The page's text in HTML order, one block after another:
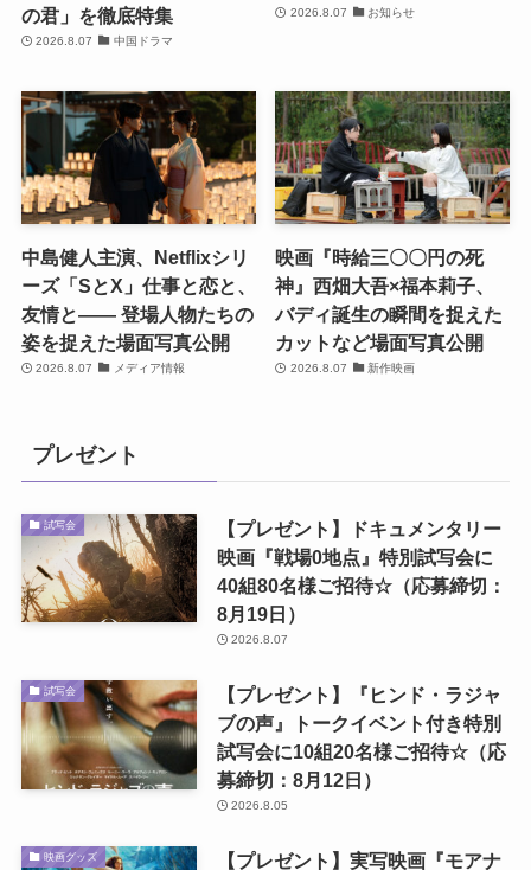
の君」を徹底特集
2026.8.07 中国ドラマ
2026.8.07 お知らせ
中島健人主演、Netflixシリ
ーズ「SとX」仕事と恋と、
友情と―― 登場人物たちの
姿を捉えた場面写真公開
2026.8.07 メディア情報
映画『時給三〇〇円の死
神』西畑大吾×福本莉子、
バディ誕生の瞬間を捉えた
カットなど場面写真公開
2026.8.07 新作映画
プレゼント
試写会
【プレゼント】ドキュメンタリー
映画『戦場0地点』特別試写会に
40組80名様ご招待☆（応募締切：
8月19日）
2026.8.07
試写会
【プレゼント】『ヒンド・ラジャ
ブの声』トークイベント付き特別
試写会に10組20名様ご招待☆（応
募締切：8月12日）
2026.8.05
映画グッズ 【プレゼント】実写映画『モアナ